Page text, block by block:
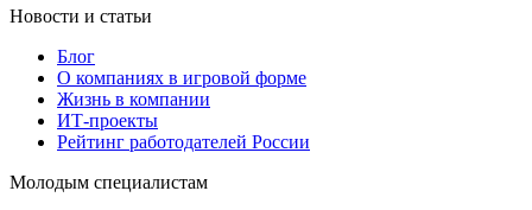
Новости и статьи
Блог
О компаниях в игровой форме
Жизнь в компании
ИТ-проекты
Рейтинг работодателей России
Молодым специалистам